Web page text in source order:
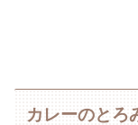
カレーのとろ